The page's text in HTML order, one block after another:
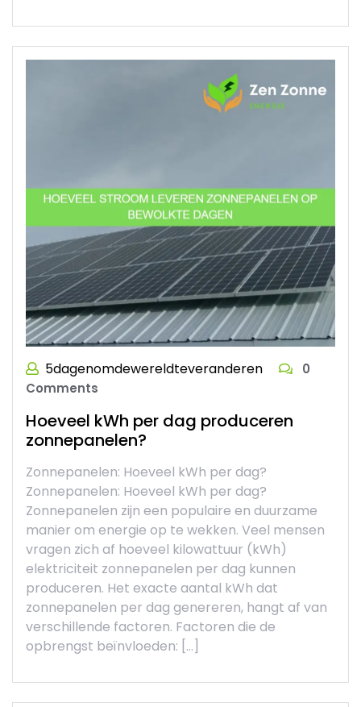
5dagenomdewereldteveranderen
0
Comments
Hoeveel kWh per dag produceren
zonnepanelen?
Zonnepanelen: Hoeveel kWh per dag?
Zonnepanelen: Hoeveel kWh per dag?
Zonnepanelen zijn een populaire en duurzame
manier om energie op te wekken. Veel mensen
vragen zich af hoeveel kilowattuur (kWh)
elektriciteit zonnepanelen per dag kunnen
produceren. Het exacte aantal kWh dat
zonnepanelen per dag genereren, hangt af van
verschillende factoren. Factoren die de
opbrengst beïnvloeden: […]